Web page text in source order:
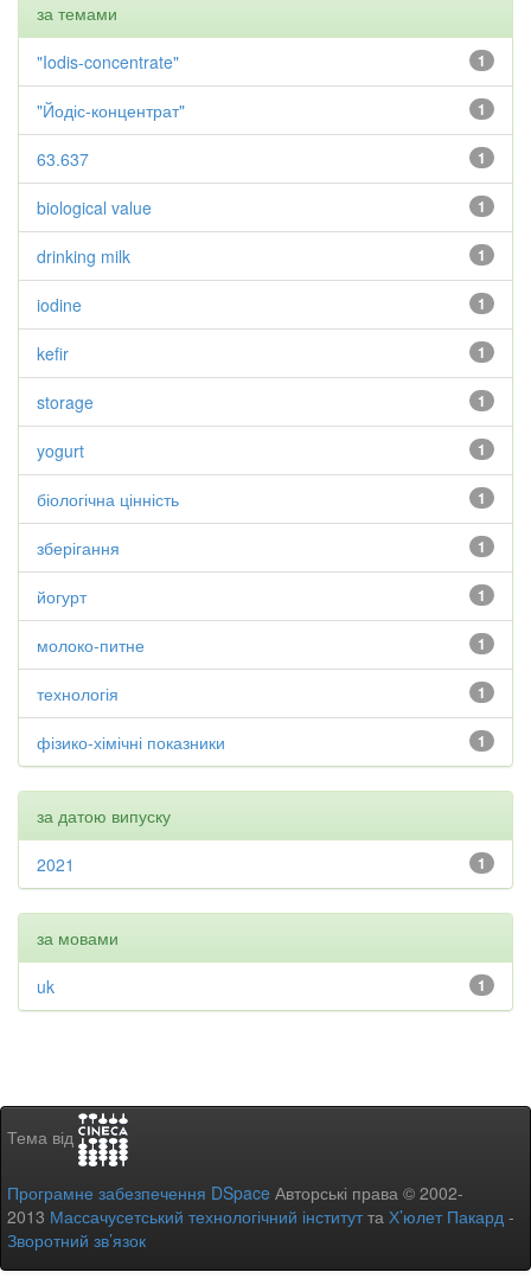
за темами
1
"Iodis-concentrate"
1
"Йодіс-концентрат"
1
63.637
1
biological value
1
drinking milk
1
iodine
1
kefir
1
storage
1
yogurt
1
біологічна цінність
1
зберігання
1
йогурт
1
молоко-питне
1
технологія
1
фізико-хімічні показники
за датою випуску
1
2021
за мовами
1
uk
Тема від
Програмне забезпечення DSpace Авторські права © 2002-
2013 Массачусетський технологічний інститутта Х’юлет Пакард -
Зворотний зв’язок